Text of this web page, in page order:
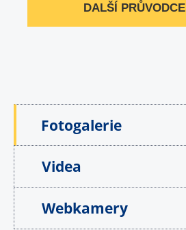
DALŠÍ PRŮVODCE
Fotogalerie
Videa
Webkamery